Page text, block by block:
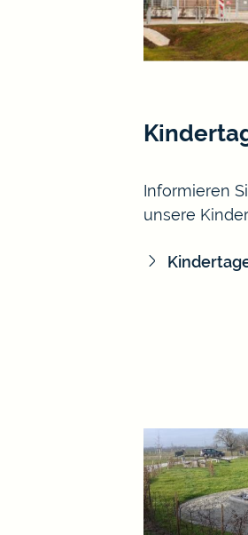
Informieren
unsere